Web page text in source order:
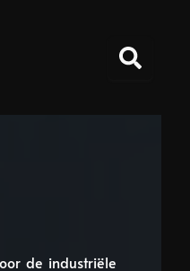
de industriële